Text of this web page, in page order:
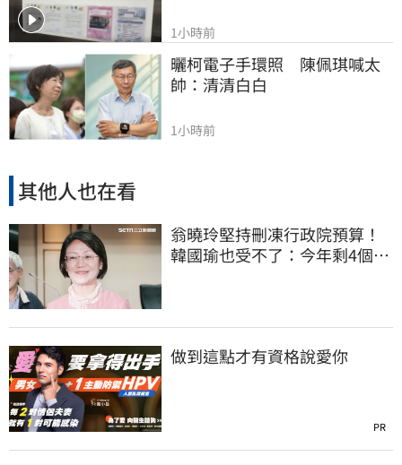
1小時前
曬柯電子手環照　陳佩琪喊太
帥：清清白白
1小時前
其他人也在看
翁曉玲堅持刪凍行政院預算！
韓國瑜也受不了：今年剩4個月
做到這點才有資格說愛你
PR